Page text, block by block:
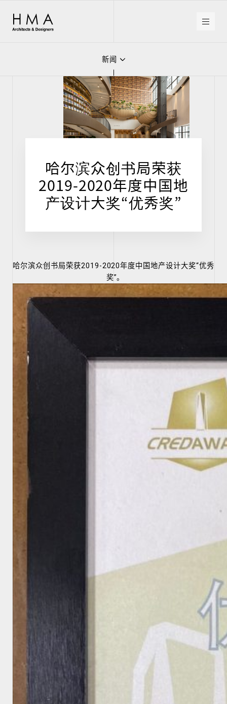
HMA
Architects
&
新闻
媒体
哈尔滨众创书局荣获
2019-2020年度中国地
产设计大奖“优秀奖”
哈尔滨众创书局荣获2019-2020年度中国地产设计大奖“优秀
奖”。